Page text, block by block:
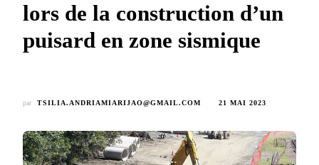
lors de la construction d’un
puisard en zone sismique
par TSILIA.ANDRIAMIARIJAO@GMAIL.COM 21 MAI 2023